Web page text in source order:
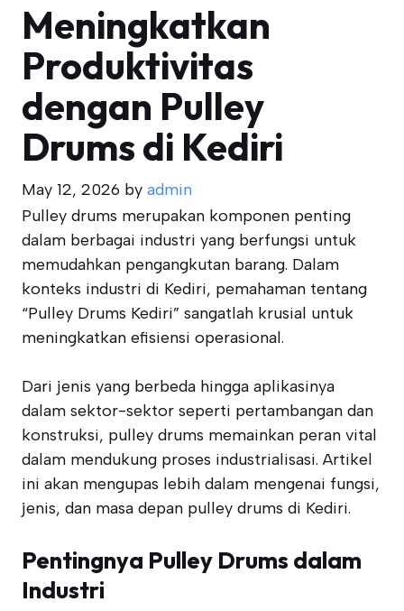
Meningkatkan
Produktivitas
dengan Pulley
Drums di Kediri
May 12, 2026 by admin
Pulley drums merupakan komponen penting
dalam berbagai industri yang berfungsi untuk
memudahkan pengangkutan barang. Dalam
konteks industri di Kediri, pemahaman tentang
“Pulley Drums Kediri” sangatlah krusial untuk
meningkatkan efisiensi operasional.
Dari jenis yang berbeda hingga aplikasinya
dalam sektor-sektor seperti pertambangan dan
konstruksi, pulley drums memainkan peran vital
dalam mendukung proses industrialisasi. Artikel
ini akan mengupas lebih dalam mengenai fungsi,
jenis, dan masa depan pulley drums di Kediri.
Pentingnya Pulley Drums dalam
Industri